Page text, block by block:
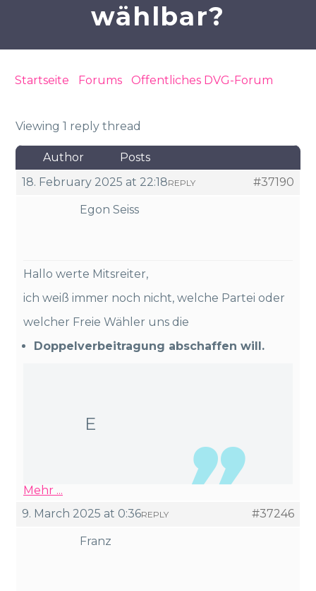
wählbar?
Startseite Forums Öffentliches DVG-Forum
Viewing 1 reply thread
Author
Posts
18. February 2025 at 22:18
#37190
REPLY
Egon Seiss
Hallo werte Mitsreiter,
ich weiß immer noch nicht, welche Partei oder
welcher Freie Wähler uns die
Doppelverbeitragung abschaffen will.
E
Mehr ...
9. March 2025 at 0:36
#37246
REPLY
Franz